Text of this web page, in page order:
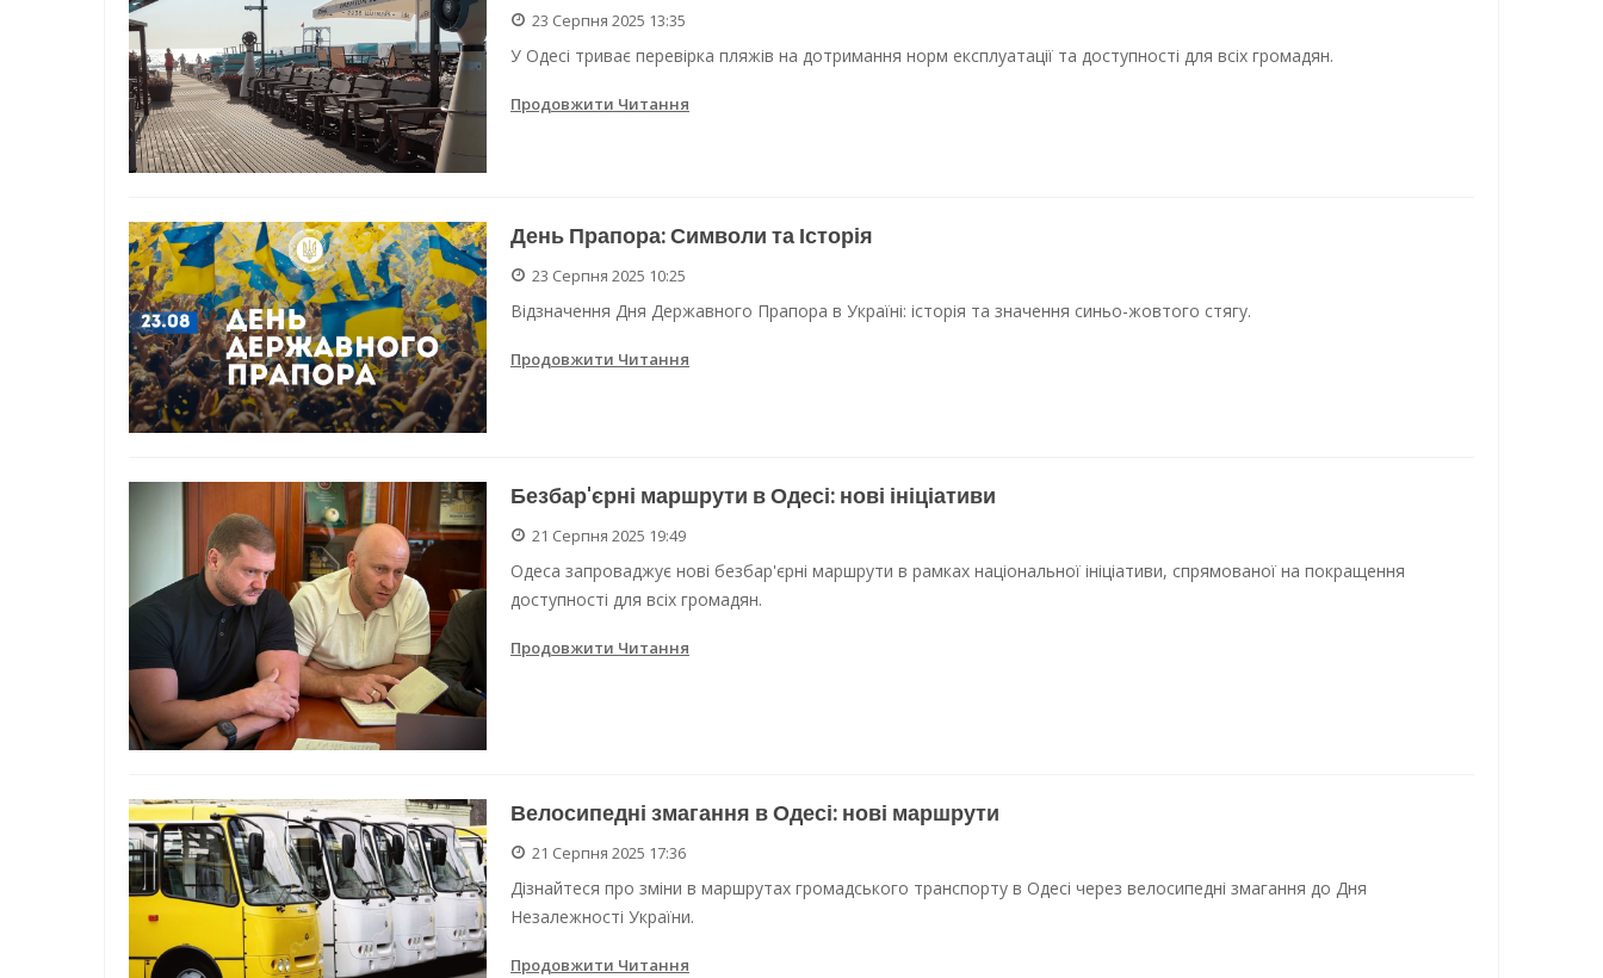
23 Серпня 2025 13:35
У Одесі триває перевірка пляжів на дотримання норм експлуатації та доступності для всіх громадян.
Продовжити Читання
День Прапора: Символи та Історія
23 Серпня 2025 10:25
Відзначення Дня Державного Прапора в Україні: історія та значення синьо-жовтого стягу.
Продовжити Читання
Безбар'єрні маршрути в Одесі: нові ініціативи
21 Серпня 2025 19:49
Одеса запроваджує нові безбар'єрні маршрути в рамках національної ініціативи, спрямованої на покращення
доступності для всіх громадян.
Продовжити Читання
Велосипедні змагання в Одесі: нові маршрути
21 Серпня 2025 17:36
Дізнайтеся про зміни в маршрутах громадського транспорту в Одесі через велосипедні змагання до Дня
Незалежності України.
Продовжити Читання